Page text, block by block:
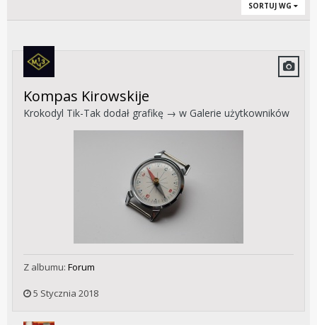
SORTUJ WG
Kompas Kirowskije
Krokodyl Tik-Tak dodał grafikę → w Galerie użytkowników
Z albumu: Forum
5 Stycznia 2018